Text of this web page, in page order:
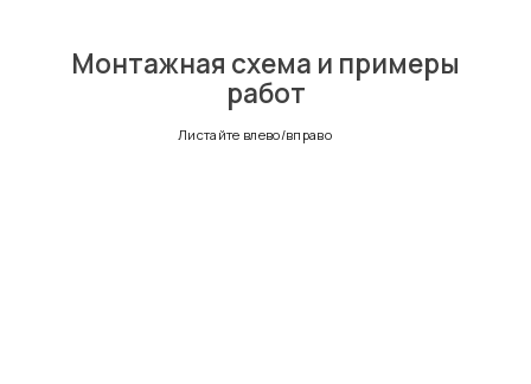
Монтажная схема и примеры
работ
Листайте влево/вправо